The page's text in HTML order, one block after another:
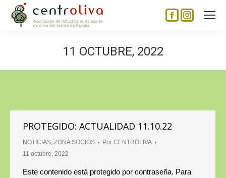
Facebook
Instagram
11 OCTUBRE, 2022
PROTEGIDO: ACTUALIDAD 11.10.22
NOTICIAS, ZONA SOCIOS Por CENTROLIVA
11 octubre, 2022
Este contenido está protegido por contraseña. Para